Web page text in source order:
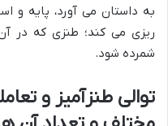
به داستان می آورد، پایه و
ریزی می کند؛ طنزی که در
شمرده شود.
توالی طنزآمیز و